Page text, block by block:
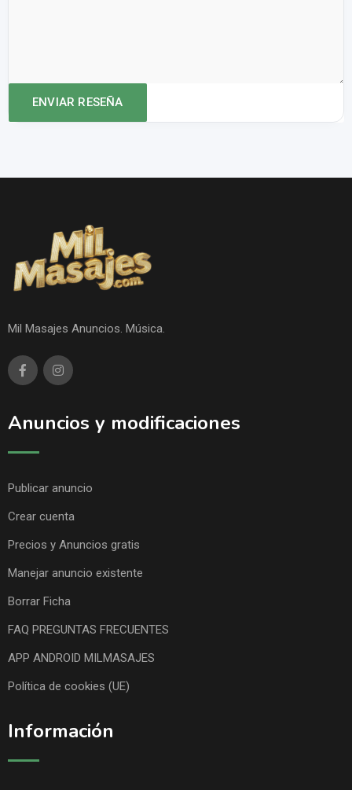
Mil Masajes Anuncios. Música.
Anuncios y modificaciones
Publicar anuncio
Crear cuenta
Precios y Anuncios gratis
Manejar anuncio existente
Borrar Ficha
FAQ PREGUNTAS FRECUENTES
APP ANDROID MILMASAJES
Política de cookies (UE)
Información